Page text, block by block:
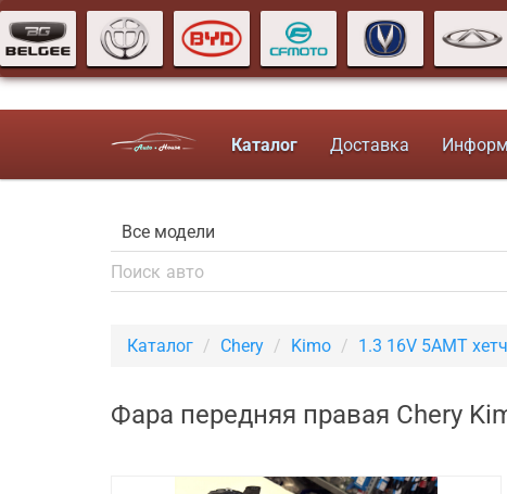
Каталог Доставка
Каталог Chery Kimo 1.3 16V 5AMT
Фара передняя правая Chery